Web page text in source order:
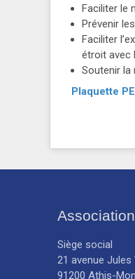
Faciliter le
Prévenir
Faciliter
étroit avec
Soutenir
Plaquette
Siège social
21 avenue Jules
91200 Athis-